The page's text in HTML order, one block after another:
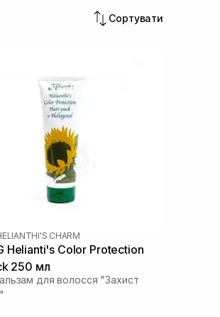
Сортувати
CHARM
Helianti's Color Protection
250 мл
для волосся "Захист